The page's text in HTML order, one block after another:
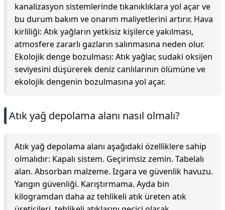
kanalizasyon sistemlerinde tıkanıklıklara yol açar ve
bu durum bakım ve onarım maliyetlerini artırır. Hava
kirliliği: Atık yağların yetkisiz kişilerce yakılması,
atmosfere zararlı gazların salınmasına neden olur.
Ekolojik denge bozulması: Atık yağlar, sudaki oksijen
seviyesini düşürerek deniz canlılarının ölümüne ve
ekolojik dengenin bozulmasına yol açar.
Atık yağ depolama alanı nasıl olmalı?
Atık yağ depolama alanı aşağıdaki özelliklere sahip
olmalıdır: Kapalı sistem. Geçirimsiz zemin. Tabelalı
alan. Absorban malzeme. Izgara ve güvenlik havuzu.
Yangın güvenliği. Karıştırmama. Ayda bin
kilogramdan daha az tehlikeli atık üreten atık